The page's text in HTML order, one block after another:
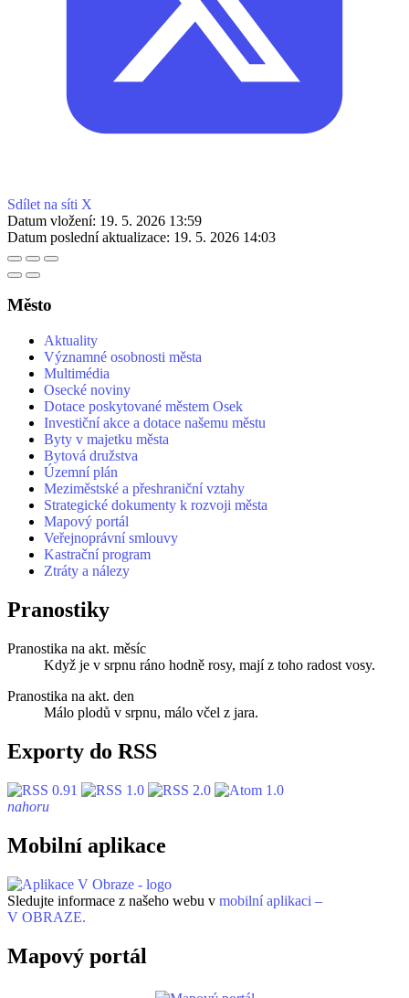
Sdílet na síti X
Datum vložení: 19. 5. 2026 13:59
Datum poslední aktualizace: 19. 5. 2026 14:03
Město
Aktuality
Významné osobnosti města
Multimédia
Osecké noviny
Dotace poskytované městem Osek
Investiční akce a dotace našemu městu
Byty v majetku města
Bytová družstva
Územní plán
Meziměstské a přeshraniční vztahy
Strategické dokumenty k rozvoji města
Mapový portál
Veřejnoprávní smlouvy
Kastrační program
Ztráty a nálezy
Pranostiky
Pranostika na akt. měsíc
Když je v srpnu ráno hodně rosy, mají z toho radost vosy.
Pranostika na akt. den
Málo plodů v srpnu, málo včel z jara.
Exporty do RSS
nahoru
Mobilní aplikace
Sledujte informace z našeho webu v mobilní aplikaci –
V OBRAZE.
Mapový portál